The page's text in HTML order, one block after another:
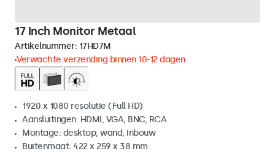
17 Inch Monitor Metaal
Artikelnummer: 17HD7M
Verwachte verzending binnen 10-12 dagen
1920 x 1080 resolutie (Full HD)
Aansluitingen: HDMI, VGA, BNC, RCA
Montage: desktop, wand, inbouw
Buitenmaat: 422 x 259 x 38 mm